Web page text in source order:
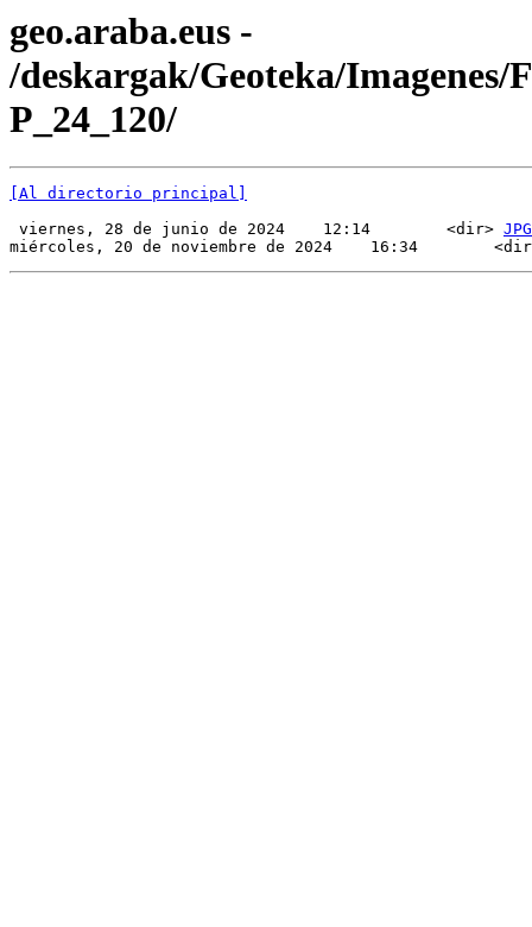
geo.araba.eus -
/deskargak/Geoteka/Imagenes/
P_24_120/
[Al directorio principal]
viernes, 28 de junio de 2024    12:14        <dir> JPG
miércoles, 20 de noviembre de 2024    16:34